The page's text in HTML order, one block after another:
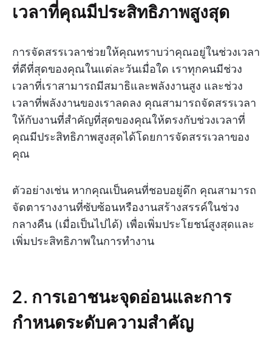
เวลาที่คุณมีประสิทธิภาพสูงสุด
การจัดสรรเวลาช่วยให้คุณทราบว่าคุณอยู่ในช่วงเวลา
ที่ดีที่สุดของคุณในแต่ละวันเมื่อใด เราทุกคนมีช่วง
เวลาที่เราสามารถมีสมาธิและพลังงานสูง และช่วง
เวลาที่พลังงานของเราลดลง คุณสามารถจัดสรรเวลา
ให้กับงานที่สำคัญที่สุดของคุณให้ตรงกับช่วงเวลาที่
คุณมีประสิทธิภาพสูงสุดได้โดยการจัดสรรเวลาของ
คุณ
ตัวอย่างเช่น หากคุณเป็นคนที่ชอบอยู่ดึก คุณสามารถ
จัดตารางงานที่ซับซ้อนหรืองานสร้างสรรค์ในช่วง
กลางคืน (เมื่อเป็นไปได้) เพื่อเพิ่มประโยชน์สูงสุดและ
เพิ่มประสิทธิภาพในการทำงาน
2. การเอาชนะจุดอ่อนและการ
กำหนดระดับความสำคัญ